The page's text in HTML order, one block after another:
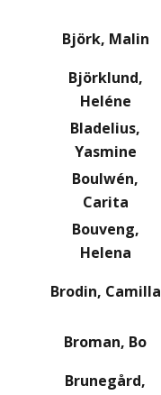
Björk, Malin
Björklund,
Heléne
Bladelius,
Yasmine
Boulwén,
Carita
Bouveng,
Helena
Brodin, Camilla
Broman, Bo
Brunegård,